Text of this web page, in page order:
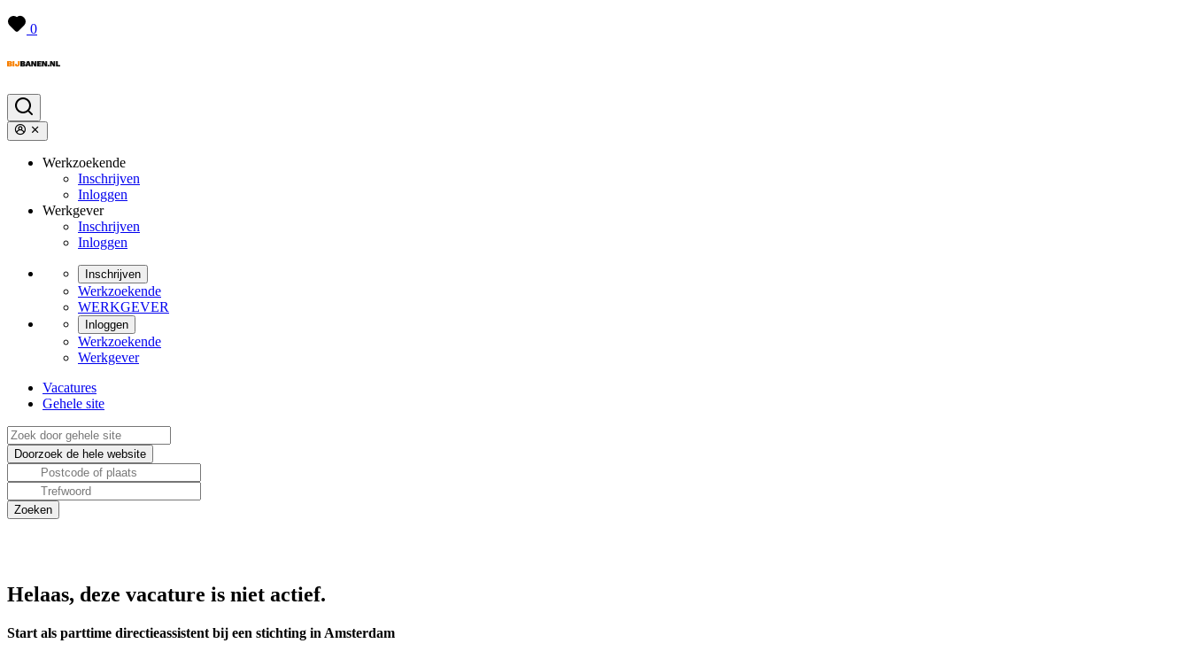
0
Werkzoekende
Inschrijven
Inloggen
Werkgever
Inschrijven
Inloggen
Inschrijven
Werkzoekende
WERKGEVER
Inloggen
Werkzoekende
Werkgever
Vacatures
Gehele site
Helaas, deze vacature is niet actief.
Start als parttime directieassistent bij een stichting in Amsterdam